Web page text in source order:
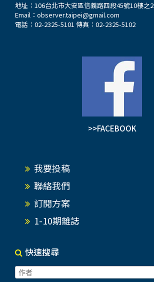
地址：106台北市大安區信義路四段45號10樓之2
Email： observer.taipei@gmail.com
電話：02-2325-5101 傳真：02-2325-5102
>>FACEBOOK
我要投稿
聯絡我們
訂閱方案
1-10期雜誌
快速搜尋